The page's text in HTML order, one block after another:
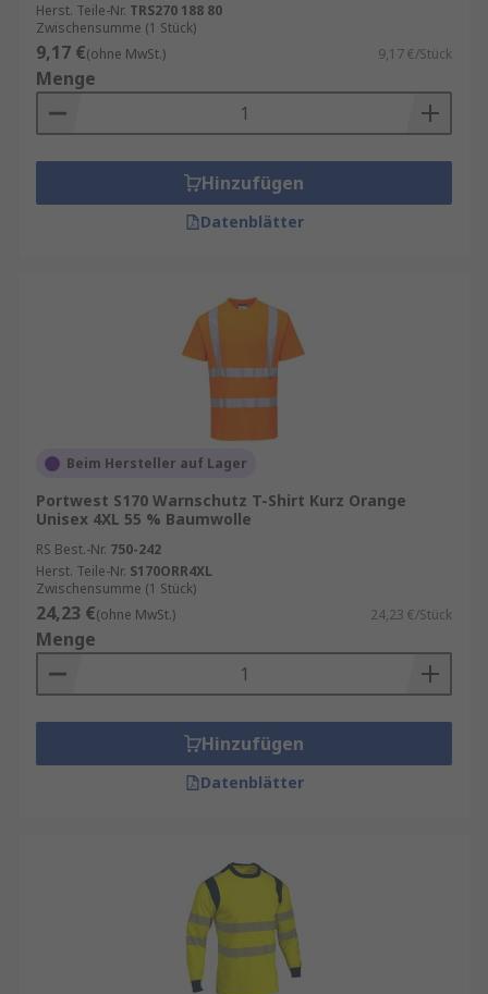
Herst. Teile-Nr. TRS270 188 80
Zwischensumme (1 Stück)
9,17 €(ohne MwSt.) 9,17 €/Stück
Menge
Hinzufügen
Datenblätter
Beim Hersteller auf Lager
Portwest S170 Warnschutz T-Shirt Kurz Orange
Unisex 4XL 55 % Baumwolle
RS Best.-Nr. 750-242
Herst. Teile-Nr. S170ORR4XL
Zwischensumme (1 Stück)
24,23 €(ohne MwSt.) 24,23 €/Stück
Menge
Hinzufügen
Datenblätter